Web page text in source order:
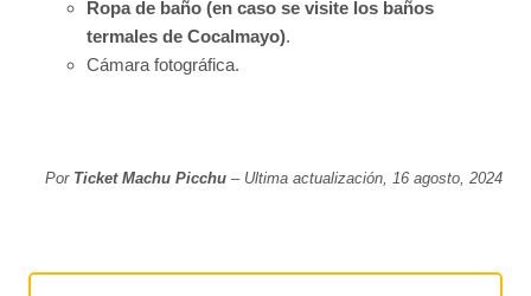
Ropa de baño (en caso se visite los baños
termales de Cocalmayo).
Cámara fotográfica.
Por Ticket Machu Picchu– Ultima actualización, 16 agosto, 2024